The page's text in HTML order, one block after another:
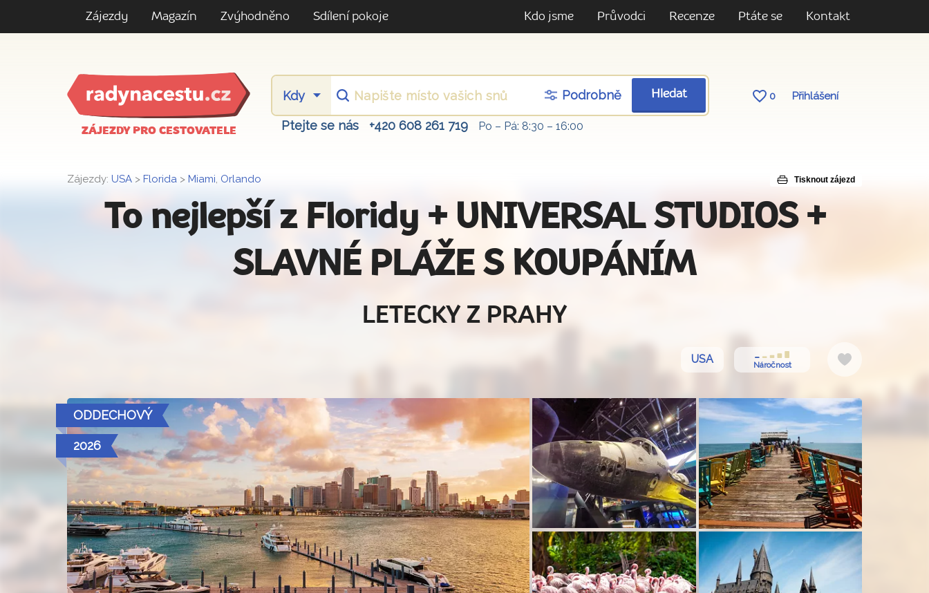
Zájezdy Magazín Zvýhodněno Sdílení pokoje Kdo jsme Průvodci Recenze Ptáte se Kontakt
ZÁJEZDY PRO CESTOVATELE
Podrobně Hledat 0 Přihlášení
Ptejte se nás +420 608 261 719 Po – Pá: 8:30 – 16:00
Zájezdy: USA > Florida > Miami, Orlando Tisknout zájezd
To nejlepší z Floridy + UNIVERSAL STUDIOS +
SLAVNÉ PLÁŽE S KOUPÁNÍM
LETECKY Z PRAHY
USA Náročnost
Do
ODDECHOVÝ
2026